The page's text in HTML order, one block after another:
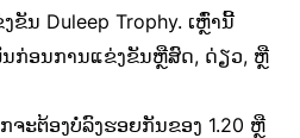
ຂັນ Duleep Trophy. ເຫຼົ່ານີ້
ນກ່ອນການແຂ່ງຂັນຫຼືສົດ, ດ່ຽວ, ຫຼື
ະຕ້ອງບໍ່ລົງຮອຍກັນຂອງ 1.20 ຫຼື